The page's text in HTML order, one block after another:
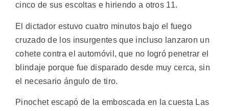
cinco de sus escoltas e hiriendo a otros 11.
El dictador estuvo cuatro minutos bajo el fuego
cruzado de los insurgentes que incluso lanzaron un
cohete contra el automóvil, que no logró penetrar el
blindaje porque fue disparado desde muy cerca, sin
el necesario ángulo de tiro.
Pinochet escapó de la emboscada en la cuesta Las